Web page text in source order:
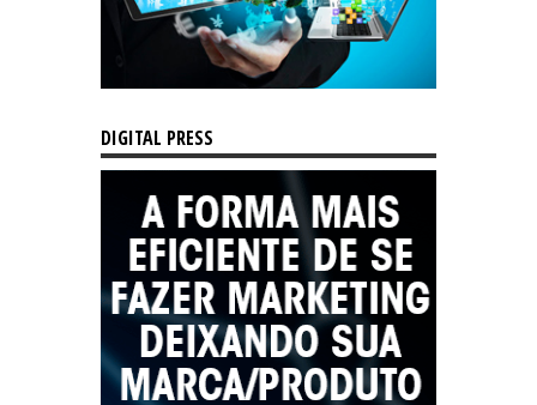
DIGITAL PRESS